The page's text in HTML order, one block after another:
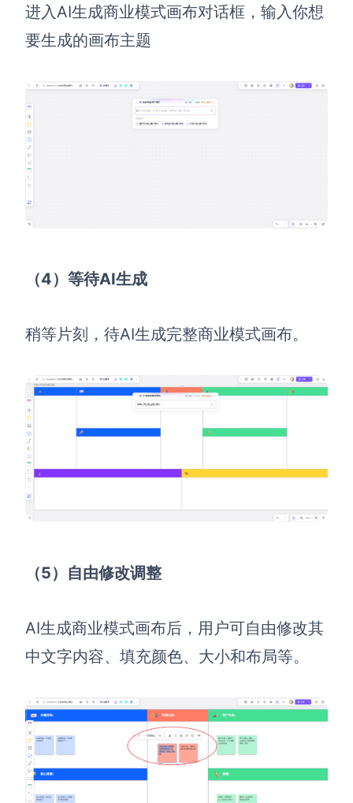
进入AI生成商业模式画布对话框，输入你想
要生成的画布主题
（4）等待AI生成
稍等片刻，待AI生成完整商业模式画布。
（5）自由修改调整
AI生成商业模式画布后，用户可自由修改其
中文字内容、填充颜色、大小和布局等。